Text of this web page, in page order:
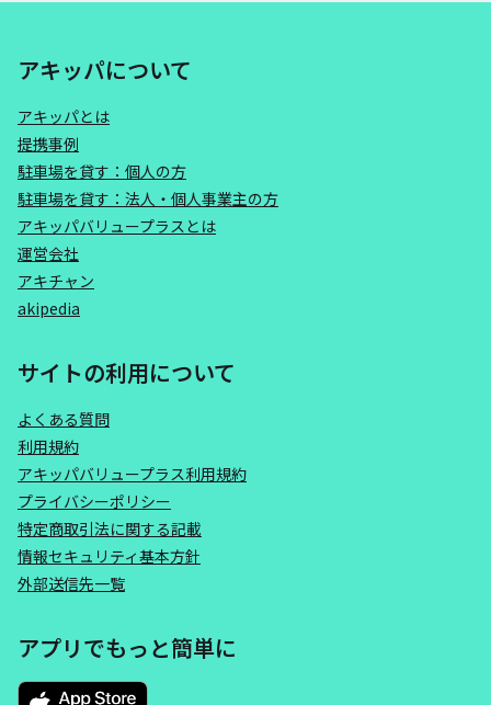
アキッパについて
アキッパとは
提携事例
駐車場を貸す：個人の方
駐車場を貸す：法人・個人事業主の方
アキッパバリュープラスとは
運営会社
アキチャン
akipedia
サイトの利用について
よくある質問
利用規約
アキッパバリュープラス利用規約
プライバシーポリシー
特定商取引法に関する記載
情報セキュリティ基本方針
外部送信先一覧
アプリでもっと簡単に